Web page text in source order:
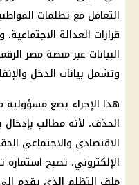
التعامل مع تظلمات
قرارات العدالة الاجتماعية.
البيانات عبرمنصة مصر
وتشمل بيانات الدخل
هذا الإجراء يضع مسؤولية
الحذف، لأنه مطالب
الاقتصادي والاجتماعي
الإلكتروني، تصبح